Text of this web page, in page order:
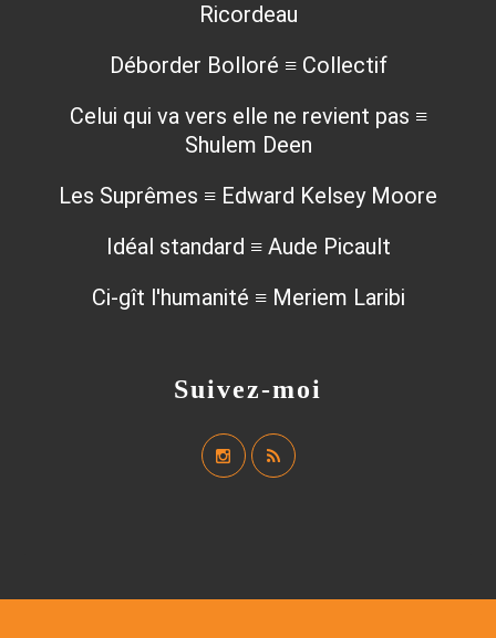
Suivez-moi
Ricordeau
Déborder Bolloré ≡ Collectif
Celui qui va vers elle ne revient pas ≡
Shulem Deen
Les Suprêmes ≡ Edward Kelsey Moore
Idéal standard ≡ Aude Picault
Ci-gît l'humanité ≡ Meriem Laribi